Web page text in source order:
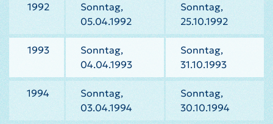
1992
Sonntag,
05.04.1992
Sonntag,
25.10.1992
1993
Sonntag,
04.04.1993
Sonntag,
31.10.1993
1994
Sonntag,
03.04.1994
Sonntag,
30.10.1994